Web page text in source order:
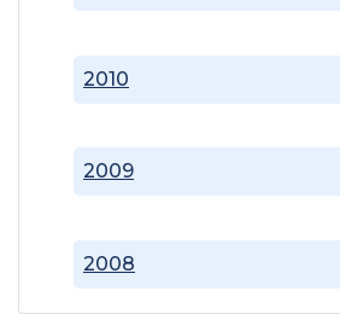
2008
2009
2010